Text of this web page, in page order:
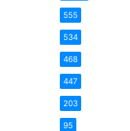
555
534
468
447
203
95